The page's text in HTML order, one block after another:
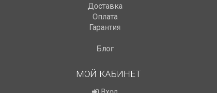
Доставка
Оплата
Гарантия
Блог
МОЙ КАБИНЕТ